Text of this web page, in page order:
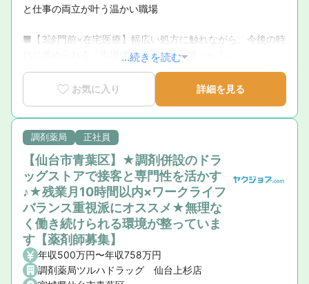
と仕事の両立が叶う温かい職場
■【3診門前×在宅医療】幅広い処方に触れながら、今後の時
代に求められる「市場価値の高い薬剤師」へ！
■【全額会社補助＆豊富な研修】初任者からドクター講義、
サプリ・漢方の資格取得まで学びの環境が充実！
■【明確なキャリアパス】1級～8級の評価軸で、頑張りがス
ピーディーかつ着実に給与へ直結！
...続きを読む
お気に入り 詳細を見る
調剤薬局 正社員
【仙台市青葉区】★調剤併設のドラ
ッグストアで接客と専門性を活かす
♪★残業月10時間以内×ワークライフ
バランス重視派にオススメ★無理な
く働き続けられる環境が整っていま
す【薬剤師募集】
年収500万円〜年収758万円
調剤薬局ツルハドラッグ 仙台上杉店